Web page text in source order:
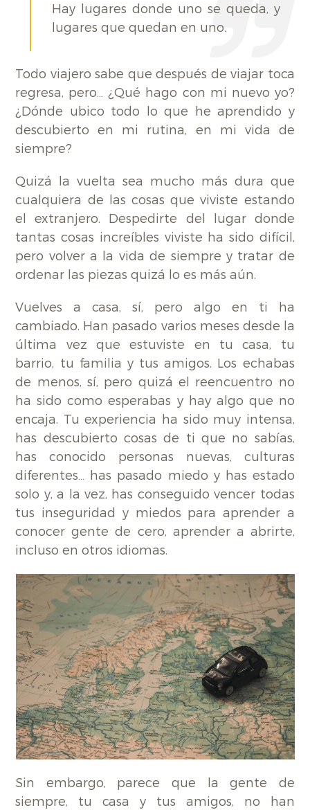
Hay lugares donde uno se queda, y
lugares que quedan en uno.
Todo viajero sabe que después de viajar toca
regresa, pero… ¿Qué hago con mi nuevo yo?
¿Dónde ubico todo lo que he aprendido y
descubierto en mi rutina, en mi vida de
siempre?
Quizá la vuelta sea mucho más dura que
cualquiera de las cosas que viviste estando
el extranjero. Despedirte del lugar donde
tantas cosas increíbles viviste ha sido difícil,
pero volver a la vida de siempre y tratar de
ordenar las piezas quizá lo es más aún.
Vuelves a casa, sí, pero algo en ti ha
cambiado. Han pasado varios meses desde la
última vez que estuviste en tu casa, tu
barrio, tu familia y tus amigos. Los echabas
de menos, sí, pero quizá el reencuentro no
ha sido como esperabas y hay algo que no
encaja. Tu experiencia ha sido muy intensa,
has descubierto cosas de ti que no sabías,
has conocido personas nuevas, culturas
diferentes… has pasado miedo y has estado
solo y, a la vez, has conseguido vencer todas
tus inseguridad y miedos para aprender a
conocer gente de cero, aprender a abrirte,
incluso en otros idiomas.
Sin embargo, parece que la gente de
siempre, tu casa y tus amigos, no han